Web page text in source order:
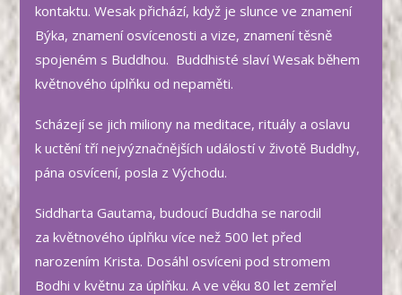
kontaktu. Wesak přichází, když je slunce ve znamení
Býka, znamení osvícenosti a vize, znamení těsně
spojeném s Buddhou. Buddhisté slaví Wesak během
květnového úplňku od nepaměti.
Scházejí se jich miliony na meditace, rituály a oslavu
k uctění tří nejvýznačnějších událostí v životě Buddhy,
pána osvícení, posla z Východu.
Siddharta Gautama, budoucí Buddha se narodil
za květnového úplňku více než 500 let před
narozením Krista. Dosáhl osvíceni pod stromem
Bodhi v květnu za úplňku. A ve věku 80 let zemřel